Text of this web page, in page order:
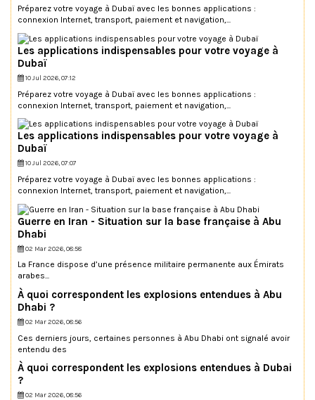
Préparez votre voyage à Dubaï avec les bonnes applications :
connexion Internet, transport, paiement et navigation,...
Les applications indispensables pour votre voyage à
Dubaï
10 Jul 2026, 07:12
Préparez votre voyage à Dubaï avec les bonnes applications :
connexion Internet, transport, paiement et navigation,...
Les applications indispensables pour votre voyage à
Dubaï
10 Jul 2026, 07:07
Préparez votre voyage à Dubaï avec les bonnes applications :
connexion Internet, transport, paiement et navigation,...
Guerre en Iran - Situation sur la base française à Abu
Dhabi
02 Mar 2026, 08:58
La France dispose d’une présence militaire permanente aux Émirats
arabes...
À quoi correspondent les explosions entendues à Abu
Dhabi ?
02 Mar 2026, 08:56
Ces derniers jours, certaines personnes à Abu Dhabi ont signalé avoir
entendu des
À quoi correspondent les explosions entendues à Dubai
?
02 Mar 2026, 08:56